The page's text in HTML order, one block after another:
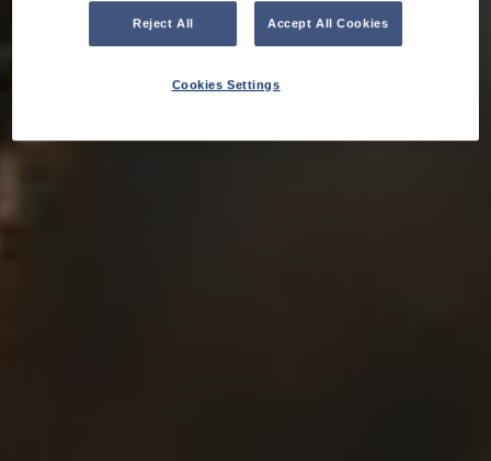
Reject All Accept All Cookies
Cookies Settings